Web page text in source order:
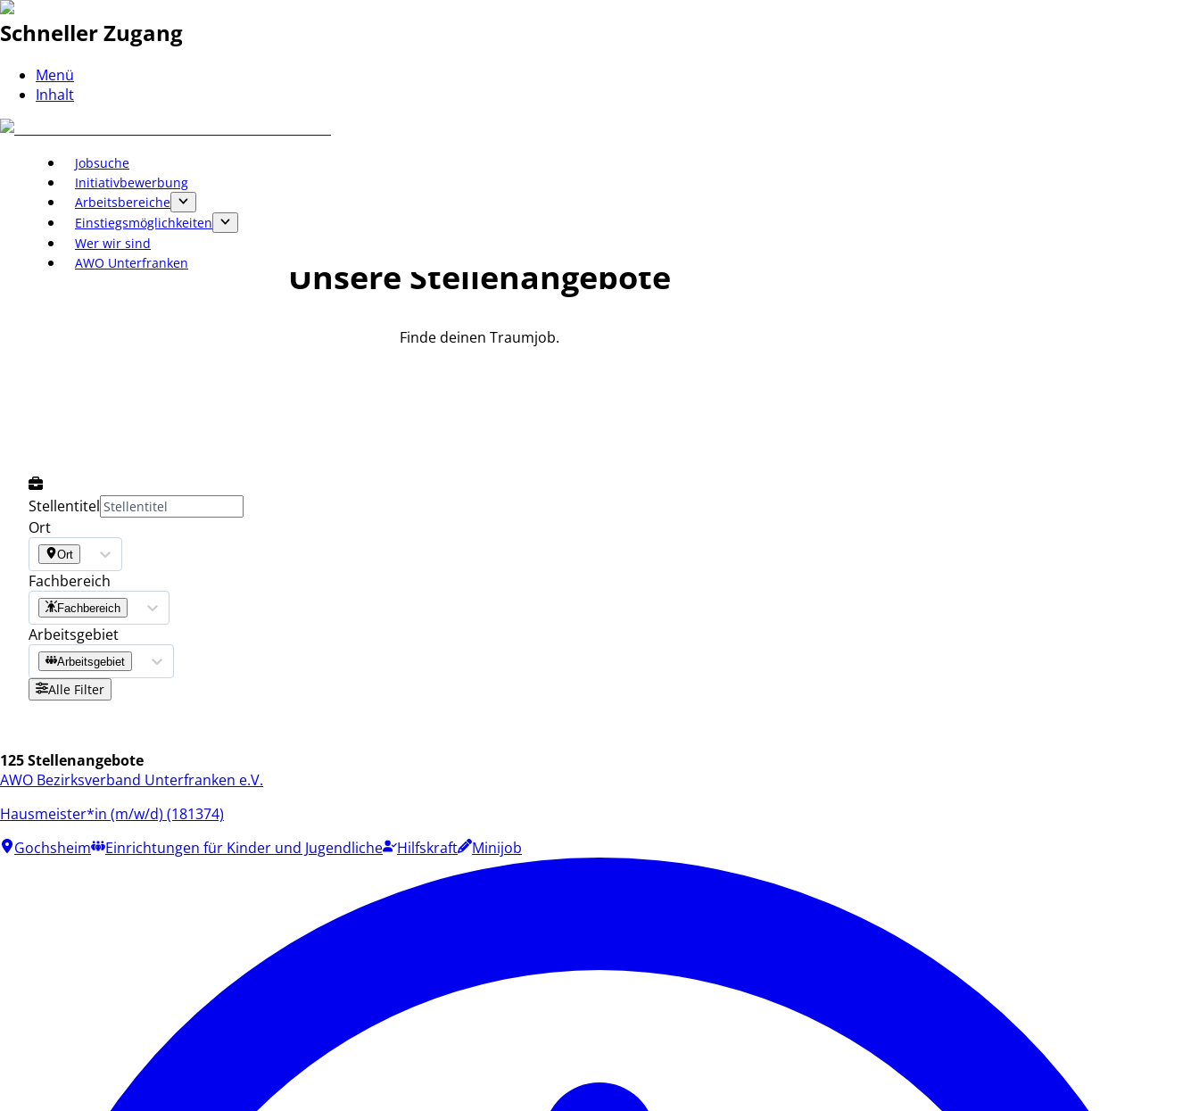
Schneller Zugang
Menü
Inhalt
Jobsuche
Initiativbewerbung
Arbeitsbereiche
Einstiegsmöglichkeiten
Wer wir sind
AWO Unterfranken
Unsere Stellenangebote
Finde deinen Traumjob.
Stellentitel
Ort
Ort
Fachbereich
Fachbereich
Arbeitsgebiet
Arbeitsgebiet
Alle Filter
125 Stellenangebote
AWO Bezirksverband Unterfranken e.V.
Hausmeister*in (m/w/d) (181374)
Gochsheim
Einrichtungen für Kinder und Jugendliche Hilfskraft Minijob